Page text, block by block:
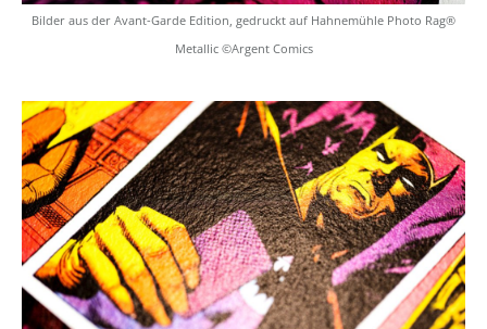
Bilder aus der Avant-Garde Edition, gedruckt auf Hahnemühle Photo Rag®
Metallic ©Argent Comics